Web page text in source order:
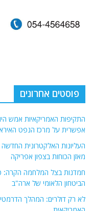
פוסטים אחרונים
התקיפות האמריקאיות אמש
אפשרית על מרכז הנפט
העליונות האלקטרונית
מאזן הכוחות בצפון אפריקה
חמדנות בצל המלחמה הקרה:
הביטחון הלאומי של ארה"ב
לא רק דולרים: המהלך